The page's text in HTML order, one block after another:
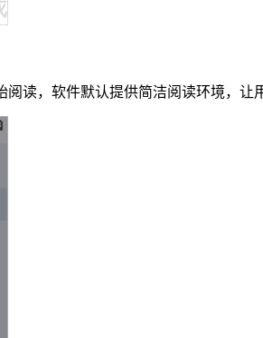
读，软件默认提供简洁阅读环境，让